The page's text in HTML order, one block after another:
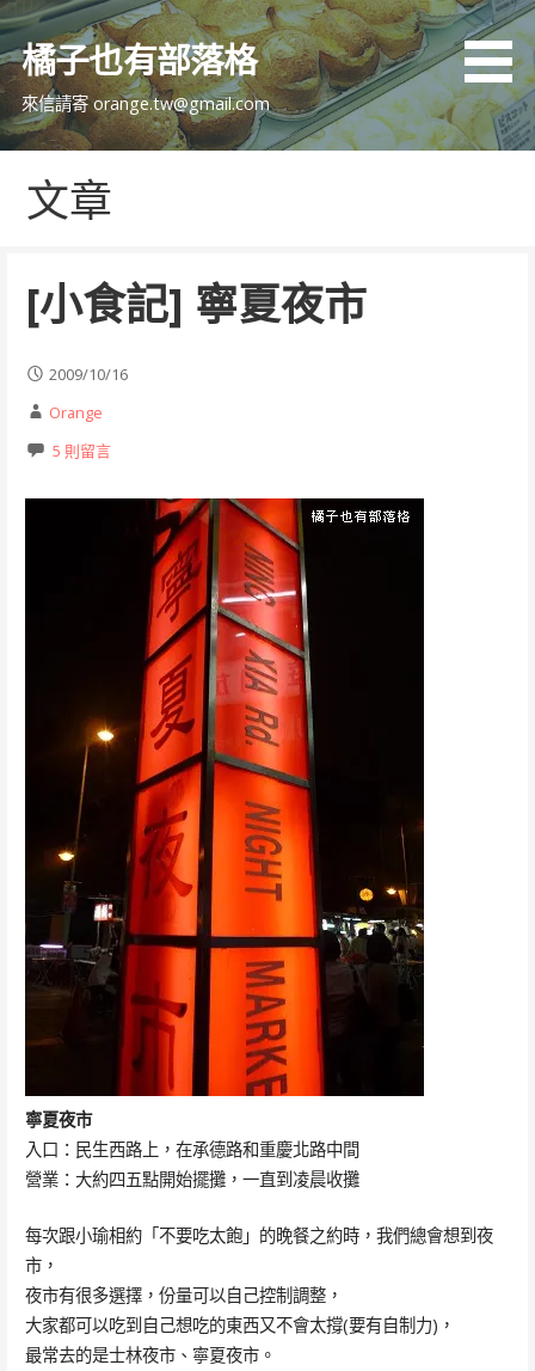
跳
主
內
橘子也有部落格
來信請寄 orange.tw@gmail.com
文章
[小食記] 寧夏夜市
2009/10/16
Orange
5 則留言
寧夏夜市
入口：民生西路上，在承德路和重慶北路中間
營業：大約四五點開始擺攤，一直到凌晨收攤
每次跟小瑜相約「不要吃太飽」的晚餐之約時，我們總會想到夜
市，
夜市有很多選擇，份量可以自己控制調整，
大家都可以吃到自己想吃的東西又不會太撐(要有自制力)，
最常去的是士林夜市、寧夏夜市。